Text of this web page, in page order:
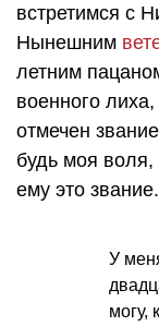
встретимся с
Нынешним
летним
военного
отмечен
будь моя
ему это звание.
У
могу,